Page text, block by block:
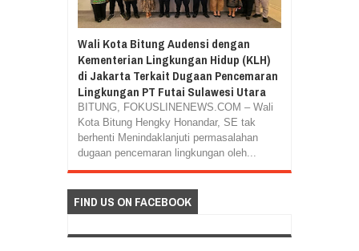
Wali Kota Bitung Audensi dengan
Kementerian Lingkungan Hidup (KLH)
di Jakarta Terkait Dugaan Pencemaran
Lingkungan PT Futai Sulawesi Utara
BITUNG, FOKUSLINENEWS.COM – Wali
Kota Bitung Hengky Honandar, SE tak
berhenti Menindaklanjuti permasalahan
dugaan pencemaran lingkungan oleh...
FIND US ON FACEBOOK